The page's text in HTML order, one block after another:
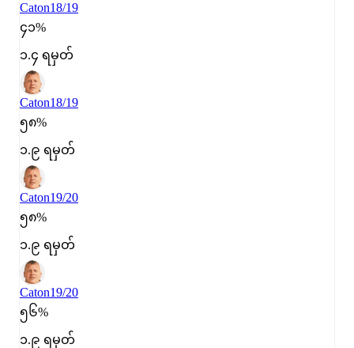
Caton18/19
၄၁%
၁.၄ ရမှတ်
Caton18/19
၅၈%
၁.၉ ရမှတ်
Caton19/20
၅၈%
၁.၉ ရမှတ်
Caton19/20
၅၆%
၁.၉ ရမှတ်